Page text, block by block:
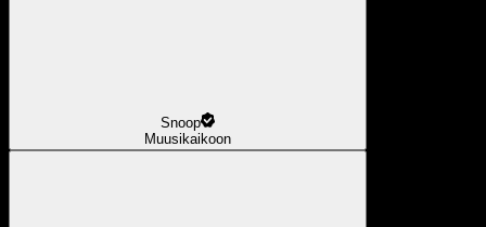
Snoop
Muusikaikoon